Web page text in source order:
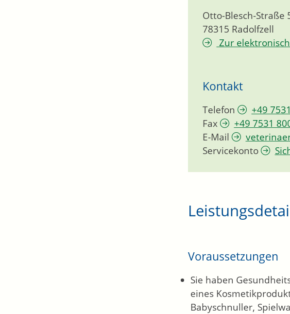
Otto-Blesch-Straße
78315 Radolfzell
Zur
Kontakt
Telefon
+49
Fax
+49 7531
E-Mail
Servicekonto
Voraussetzungen
Sie haben
eines
Babyschnuller,